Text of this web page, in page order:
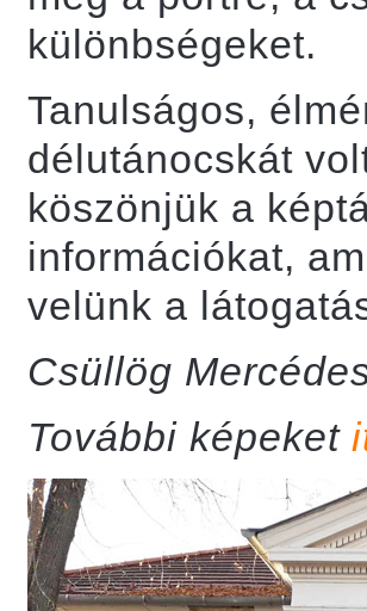
különbségeket.
Tanulságos,
délutánocskát
köszönjük a
információkat,
velünk a
Csüllög
További képeket